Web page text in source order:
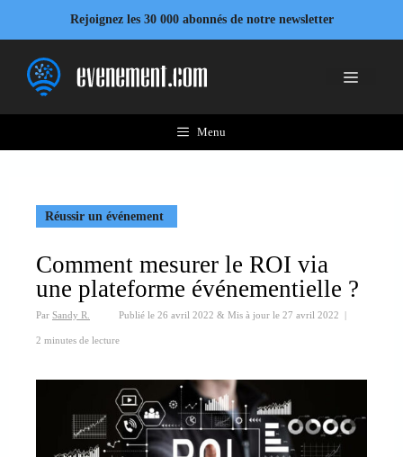
contenu
Rejoignez les 30 000 abonnés de notre newsletter
Menu
Menu
Réussir un événement
Comment mesurer le ROI via
une plateforme événementielle ?
Par Sandy R. Publié le 26 avril 2022 & Mis à jour le 27 avril 2022 |
2 minutes de lecture